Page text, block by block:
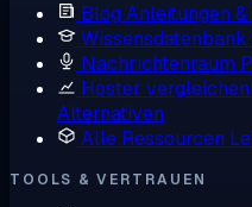
Blog Anleitungen
Wissensdatenbank
Nachrichtenraum
Hoster vergleichen
Alternativen
Alle Ressourcen
TOOLS & VERTRAUEN